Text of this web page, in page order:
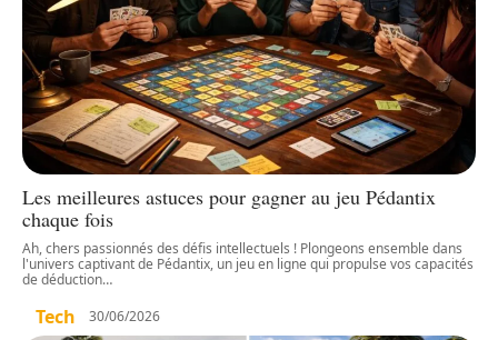
Les meilleures astuces pour gagner au jeu Pédantix
chaque fois
Ah, chers passionnés des défis intellectuels ! Plongeons ensemble dans
l'univers captivant de Pédantix, un jeu en ligne qui propulse vos capacités
de déduction…
Tech 30/06/2026